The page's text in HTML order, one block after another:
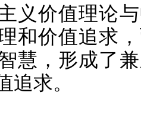
义价值理论
和价值追求
慧，形成了
追求。